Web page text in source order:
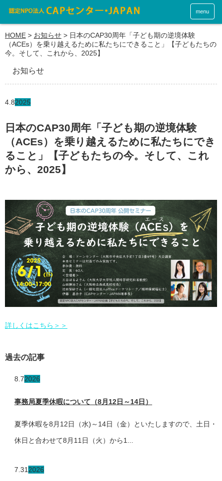
menu
HOME > お知らせ > 日本のCAP30周年「子ども期の逆境体験
（ACEs）を乗り越えるために私たちにできること」【子どもたちの
今。そして、これから、2025】
お知らせ
4.82025
日本のCAP30周年「子ども期の逆境体験
（ACEs）を乗り越えるために私たちにでき
ること」【子どもたちの今。そして、これ
から、2025】
詳しくはこちら＞＞
過去の記事
8.72026
事務局夏季休暇について（8月12日～14日）
夏季休暇を8月12日（水)～14日（金）といたしますので、土日・
休日と合わせて8月11日（火）から1...
7.31 2026